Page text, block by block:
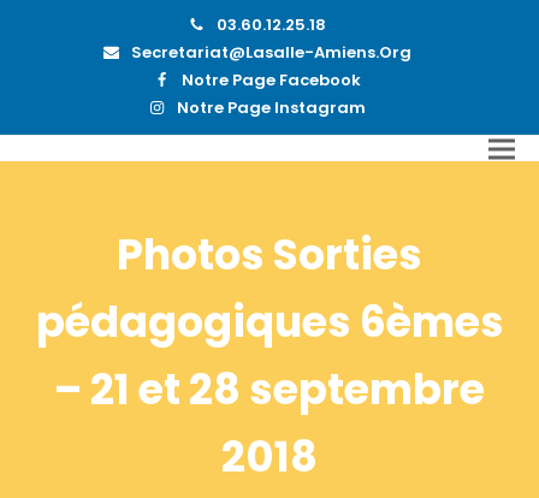
03.60.12.25.18
Secretariat@lasalle-Amiens.org
Notre Page Facebook
Notre Page Instagram
Photos Sorties
pédagogiques 6èmes
– 21 et 28 septembre
2018